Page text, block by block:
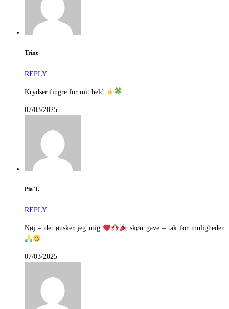
Trine
REPLY
Krydser fingre for mit held
07/03/2025
Pia T.
REPLY
Nøj – det ønsker jeg mig skøn gave – tak for muligheden
07/03/2025